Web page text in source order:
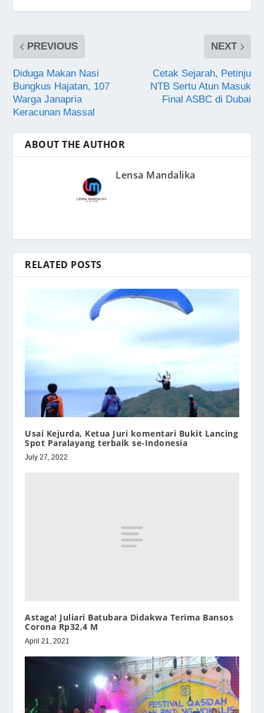
PREVIOUS
Diduga Makan Nasi
Bungkus Hajatan, 107
Warga Janapria
Keracunan Massal
NEXT
Cetak Sejarah, Petinju
NTB Sertu Atun Masuk
Final ASBC di Dubai
ABOUT THE AUTHOR
Lensa Mandalika
RELATED POSTS
Usai Kejurda, Ketua Juri komentari Bukit Lancing
Spot Paralayang terbaik se-Indonesia
July 27, 2022
Astaga! Juliari Batubara Didakwa Terima Bansos
Corona Rp32,4 M
April 21, 2021